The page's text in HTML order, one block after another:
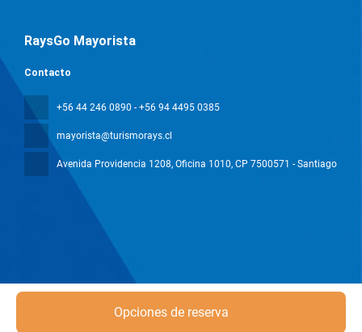
Opciones de reserva
RaysGo Mayorista
Contacto
+56 44 246 0890 - +56 94 4495 0385
mayorista@turismorays.cl
Avenida Providencia 1208, Oficina 1010, CP 7500571 - Santiago